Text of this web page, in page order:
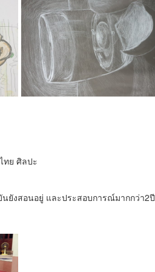
ทย ศิลปะ
ยังสอนอยู่ และประสอบการณ์มากกว่า2ปี